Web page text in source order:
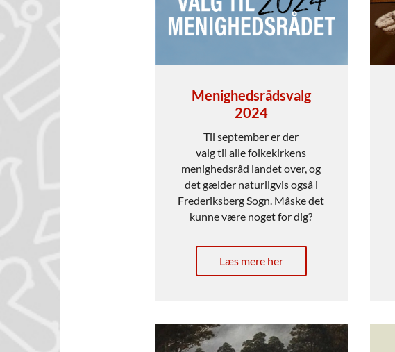
Menighedsrådsvalg
2024
Til september er der
valg til alle folkekirkens
menighedsråd landet over, og
det gælder naturligvis også i
Frederiksberg Sogn. Måske det
kunne være noget for dig?
Læs mere her